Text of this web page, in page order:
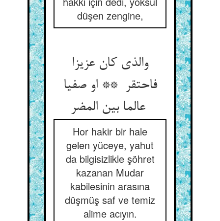
düşen zengine,
والذی کان عزیزا
فاحتقر ** او صفیا
Hor hakir bir hale
gelen yüceye, yahut
da bilgisizlikle şöhret
kazanan Mudar
kabilesinin arasına
düşmüş saf ve temiz
alime acıyın.